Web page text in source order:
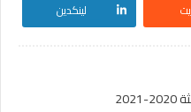
لينكدين